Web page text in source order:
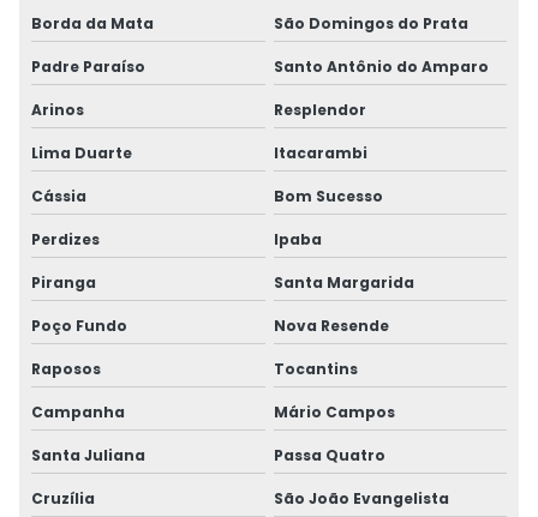
Borda da Mata São Domingos do Prata
Padre Paraíso Santo Antônio do Amparo
Arinos Resplendor
Lima Duarte Itacarambi
Cássia Bom Sucesso
Perdizes Ipaba
Piranga Santa Margarida
Poço Fundo Nova Resende
Raposos Tocantins
Campanha Mário Campos
Santa Juliana Passa Quatro
Cruzília São João Evangelista